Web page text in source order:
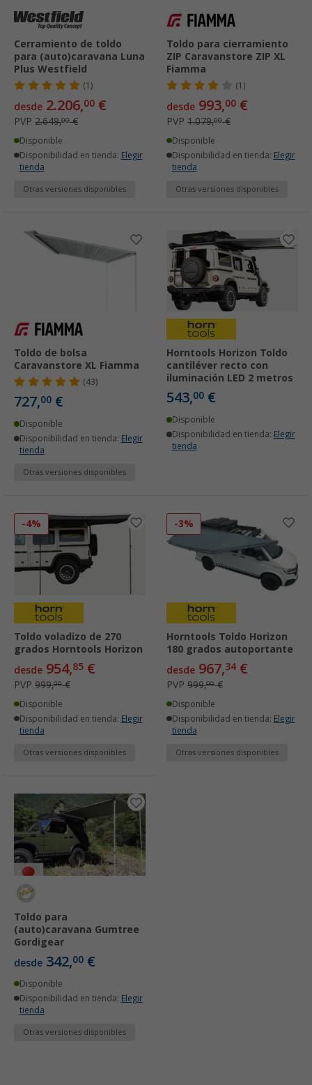
Cerramiento de toldo
para (auto)caravana Luna
Plus Westfield
(1)
desde 2.206,00 €
PVP 2.649,00€
Disponible
Disponibilidad en tienda: Elegir
tienda
Otras versiones disponibles
Toldo para cierramiento
ZIP Caravanstore ZIP XL
Fiamma
(1)
desde 993,00 €
PVP 1.079,00€
Disponible
Disponibilidad en tienda: Elegir
tienda
Otras versiones disponibles
Toldo de bolsa
Caravanstore XL Fiamma
(43)
727,00 €
Disponible
Disponibilidad en tienda: Elegir
tienda
Otras versiones disponibles
Horntools Horizon Toldo
cantiléver recto con
iluminación LED 2 metros
543,00 €
Disponible
Disponibilidad en tienda: Elegir
tienda
-4%
Toldo voladizo de 270
grados Horntools Horizon
desde 954,85 €
PVP 999,00€
Disponible
Disponibilidad en tienda: Elegir
tienda
Otras versiones disponibles
-3%
Horntools Toldo Horizon
180 grados autoportante
desde 967,34 €
PVP 999,00€
Disponible
Disponibilidad en tienda: Elegir
tienda
Otras versiones disponibles
Toldo para
(auto)caravana Gumtree
Gordigear
desde 342,00 €
Disponible
Disponibilidad en tienda: Elegir
tienda
Otras versiones disponibles